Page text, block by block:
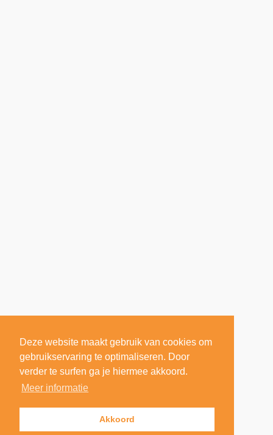
Deze website maakt gebruik van cookies om
gebruikservaring te optimaliseren. Door
verder te surfen ga je hiermee akkoord.
Meer informatie
Akkoord